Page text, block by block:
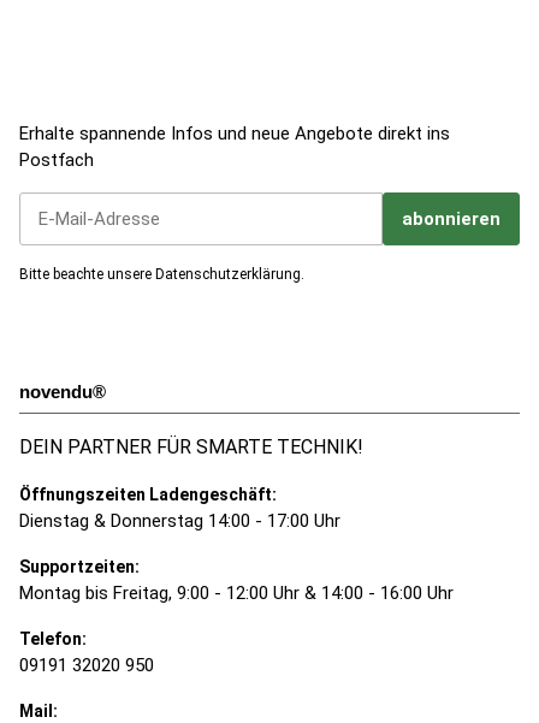
Erhalte spannende Infos und neue Angebote direkt ins
Postfach
abonnieren
Bitte beachte unsere Datenschutzerklärung.
novendu®
DEIN PARTNER FÜR SMARTE TECHNIK!
Öffnungszeiten Ladengeschäft:
Dienstag & Donnerstag 14:00 - 17:00 Uhr
Supportzeiten:
Montag bis Freitag, 9:00 - 12:00 Uhr & 14:00 - 16:00 Uhr
Telefon:
09191 32020 950
Mail: